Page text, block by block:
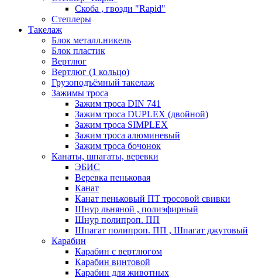
Скоба , гвозди "Rapid"
Степлеры
Такелаж
Блок металл.никель
Блок пластик
Вертлюг
Вертлюг (1 кольцо)
Грузоподъёмный такелаж
Зажимы троса
Зажим троса DIN 741
Зажим троса DUPLEX (двойной)
Зажим троса SIMPLEX
Зажим троса алюминевый
Зажим троса бочонок
Канаты, шпагаты, веревки
ЭБИС
Веревка пеньковая
Канат
Канат пеньковый ПТ тросовой свивки
Шнур льняной , полиэфирный
Шнур полипроп. ПП
Шпагат полипроп. ПП , Шпагат джутовый
Карабин
Карабин c вертлюгом
Карабин винтовой
Карабин для животных